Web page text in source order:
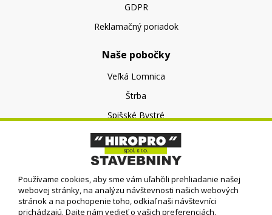
GDPR
Reklamačný poriadok
Naše pobočky
Veľká Lomnica
Štrba
Spišské Bystré
O nás
O spoločnosti
Kontakt
Používame cookies, aby sme vám uľahčili prehliadanie našej
webovej stránky, na analýzu návštevnosti našich webových
stránok a na pochopenie toho, odkiaľ naši návštevníci
prichádzajú. Dajte nám vedieť o vašich preferenciách.